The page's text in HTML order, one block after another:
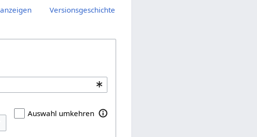
Versionsgeschichte
Auswahl umkehren